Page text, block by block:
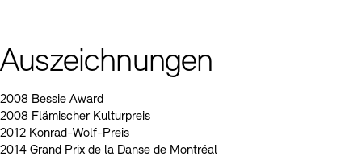
Auszeichnungen
2008 Bessie Award
2008 Flämischer Kulturpreis
2012 Konrad-Wolf-Preis
2014 Grand Prix de la Danse de Montréal